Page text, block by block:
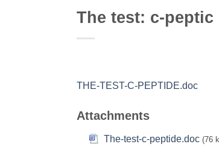
The test: c-peptic
THE-TEST-C-PEPTIDE.doc
Attachments
The-test-c-peptide.doc (76